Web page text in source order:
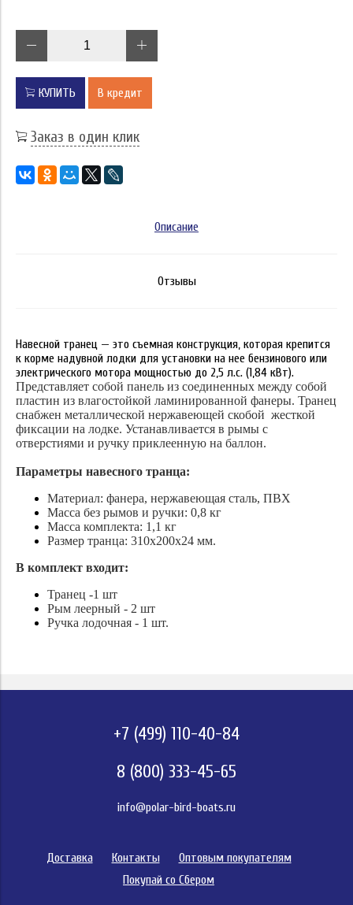
КУПИТЬ В кредит
Заказ в один клик
Описание
Отзывы
Навесной транец — это съемная конструкция, которая крепится
к корме надувной лодки для установки на нее бензинового или
электрического мотора мощностью до 2,5 л.с. (1,84 кВт).
Представляет собой панель из соединенных между собой
пластин из влагостойкой ламинированной фанеры. Транец
снабжен металлической нержавеющей скобой жесткой
фиксации на лодке. Устанавливается в рымы с
отверстиями и ручку приклеенную на баллон.
Параметры навесного транца:
Материал: фанера, нержавеющая сталь, ПВХ
Масса без рымов и ручки: 0,8 кг
Масса комплекта: 1,1 кг
Размер транца: 310х200х24 мм.
В комплект входит:
Транец -1 шт
Рым леерный - 2 шт
Ручка лодочная - 1 шт.
+7 (499) 110-40-84
8 (800) 333-45-65
info@polar-bird-boats.ru
Доставка Контакты
Оптовым покупателям
Покупай со Сбером